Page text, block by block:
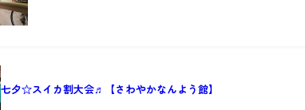
七夕☆スイカ割大会♬【さわやかなんよう館】